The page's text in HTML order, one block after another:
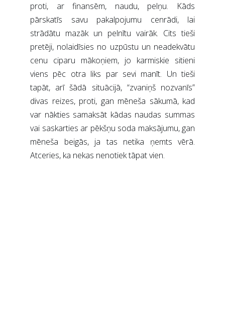
proti, ar finansēm, naudu, pelņu. Kāds
pārskatīs savu pakalpojumu cenrādi, lai
strādātu mazāk un pelnītu vairāk. Cits tieši
pretēji, nolaidīsies no uzpūstu un neadekvātu
cenu ciparu mākoņiem, jo karmiskie sitieni
viens pēc otra liks par sevi manīt. Un tieši
tapāt, arī šādā situācijā, “zvaniņš nozvanīs”
divas reizes, proti, gan mēneša sākumā, kad
var nākties samaksāt kādas naudas summas
vai saskarties ar pēkšņu soda maksājumu, gan
mēneša beigās, ja tas netika ņemts vērā.
Atceries, ka nekas nenotiek tāpat vien.